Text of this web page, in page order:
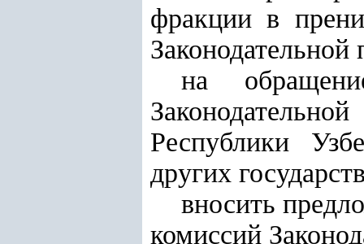
фракции в
Законодательной
на
Республики
других
вносить
комиссий